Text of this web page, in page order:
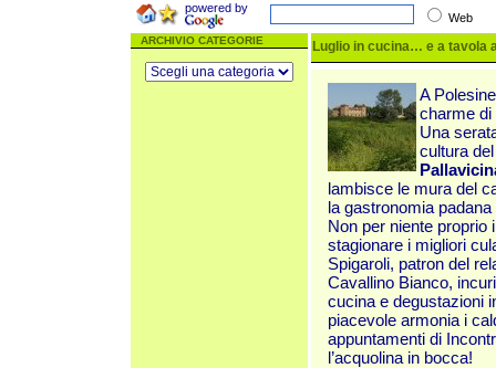
powered by
Web
ARCHIVIO CATEGORIE Luglio in cucina… e a tavola
A
charme di
Una
cultura
lambisce le mura del
la gastronomia
Non per niente proprio
stagionare i migliori
Spigaroli, patron del
Cavallino Bianco,
cucina e degustazioni
piacevole armonia i
appuntamenti di
l’acquolina in bocca!